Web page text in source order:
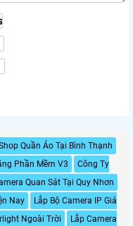
Quần Áo Tại Bình Thạnh
Phần Mềm V3
Công Ty
Quan Sát Tại Quy Nhơn
Nay
Lắp Bộ Camera IP Giá
Ngoài Trời
Lắp Camera